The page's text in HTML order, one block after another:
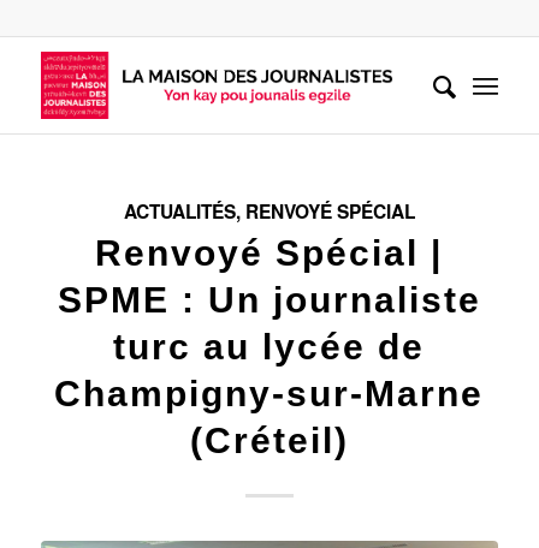
ACTUALITÉS, RENVOYÉ SPÉCIAL
Renvoyé Spécial |
SPME : Un journaliste
turc au lycée de
Champigny-sur-Marne
(Créteil)